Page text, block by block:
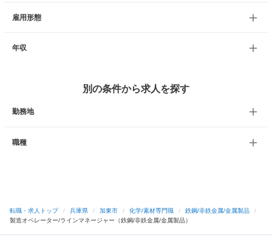
雇用形態
年収
別の条件から求人を探す
勤務地
職種
転職・求人トップ / 兵庫県 / 加東市 / 化学/素材専門職 / 鉄鋼/非鉄金属/金属製品
/
製造オペレーター/ラインマネージャー（鉄鋼/非鉄金属/金属製品）